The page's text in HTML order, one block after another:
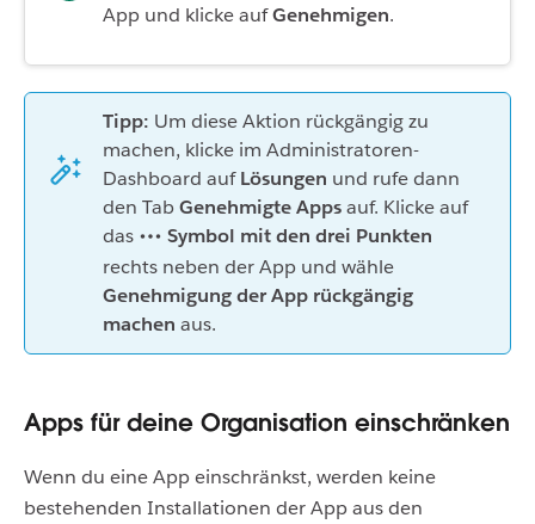
App und klicke aufGenehmigen.
Tipp: Um diese Aktion rückgängig zu
machen, klicke im Administratoren-
Dashboard aufLösungen und rufe dann
den Tab Genehmigte Appsauf. Klicke auf
das
Symbol mit den drei Punkten
rechts neben der App und wähle
Genehmigung der App rückgängig
machen aus.
Apps für deine Organisation einschränken
Wenn du eine App einschränkst, werden keine
bestehenden Installationen der App aus den